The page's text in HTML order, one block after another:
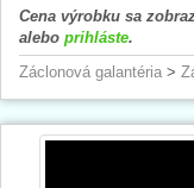
Cena výrobku sa
alebo prihláste.
Záclonová galantéria >